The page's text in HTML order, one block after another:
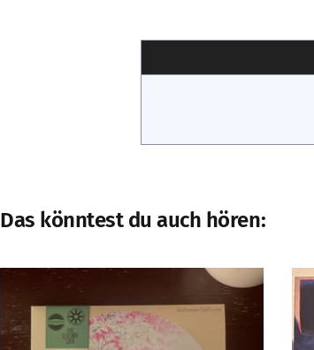
Das könntest du auch hören: